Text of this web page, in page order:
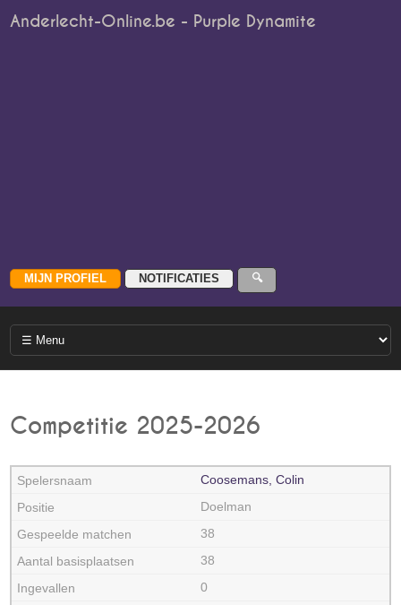
Anderlecht-Online.be - Purple Dynamite
Competitie 2025-2026
Coosemans, Colin
Doelman
38
38
0